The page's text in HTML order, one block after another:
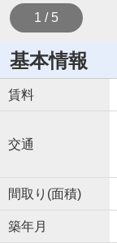
1 / 5
基本情報
賃料
交通
間取り(面積)
築年月